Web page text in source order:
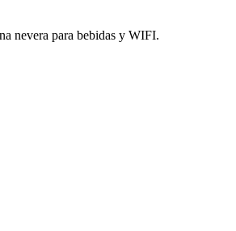
nevera para bebidas y WIFI.